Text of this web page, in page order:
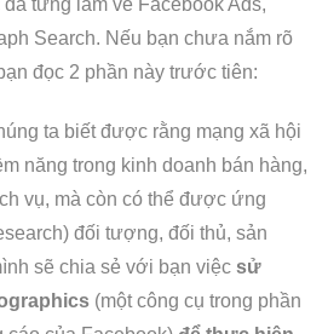
từng làm về Facebook Ads,
Search. Nếu bạn chưa nắm rõ
đọc 2 phần này trước tiên:
ta biết được rằng mạng xã hội
năng trong kinh doanh bán hàng,
vụ, mà còn có thể được ứng
đối tượng, đối thủ, sản
sẽ chia sẻ với bạn việc sử
(một công cụ trong phần